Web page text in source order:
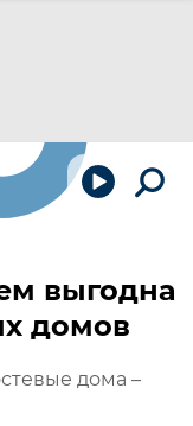
выгодна
домов
дома –